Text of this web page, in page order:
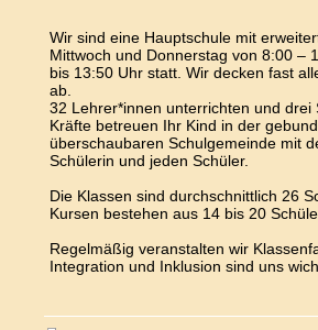
Wir sind eine Hauptschule mit
Mittwoch und Donnerstag von 8:00 –
bis 13:50 Uhr statt. Wir decken fast
ab.
32 Lehrer*innen unterrichten und drei
Kräfte betreuen Ihr Kind in der
überschaubaren Schulgemeinde mit
Schülerin und jeden Schüler.
Die Klassen sind durchschnittlich 26
Kursen bestehen aus 14 bis 20
Regelmäßig veranstalten wir
Integration und Inklusion sind uns